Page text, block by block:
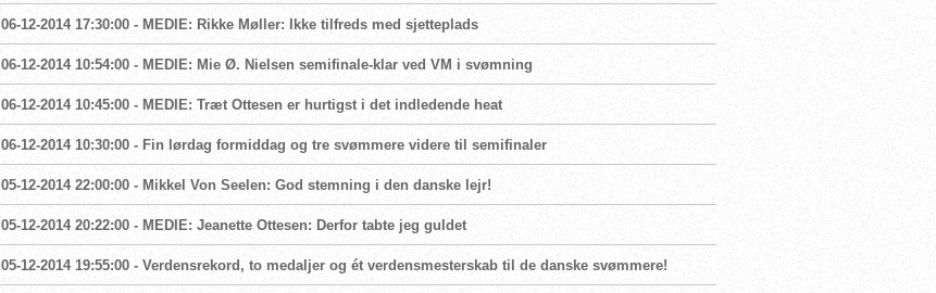
06-12-2014 17:30:00 - MEDIE: Rikke Møller: Ikke tilfreds med sjetteplads
06-12-2014 10:54:00 - MEDIE: Mie Ø. Nielsen semifinale-klar ved VM i svømning
06-12-2014 10:45:00 - MEDIE: Træt Ottesen er hurtigst i det indledende heat
06-12-2014 10:30:00 - Fin lørdag formiddag og tre svømmere videre til semifinaler
05-12-2014 22:00:00 - Mikkel Von Seelen: God stemning i den danske lejr!
05-12-2014 20:22:00 - MEDIE: Jeanette Ottesen: Derfor tabte jeg guldet
05-12-2014 19:55:00 - Verdensrekord, to medaljer og ét verdensmesterskab til de danske svømmere!